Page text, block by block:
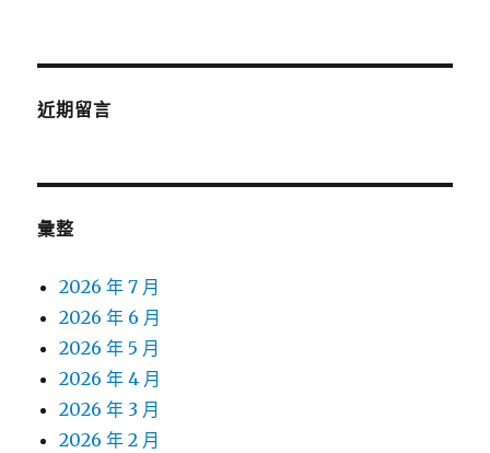
近期留言
彙整
2026 年 7 月
2026 年 6 月
2026 年 5 月
2026 年 4 月
2026 年 3 月
2026 年 2 月